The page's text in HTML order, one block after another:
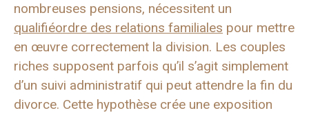
nombreuses pensions, nécessitent un
qualifiéordre des relations familiales pour mettre
en œuvre correctement la division. Les couples
riches supposent parfois qu’il s’agit simplement
d’un suivi administratif qui peut attendre la fin du
divorce. Cette hypothèse crée une exposition